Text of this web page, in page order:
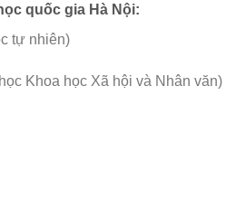
quốc gia Hà Nội:
tự nhiên)
Khoa học Xã hội và Nhân văn)